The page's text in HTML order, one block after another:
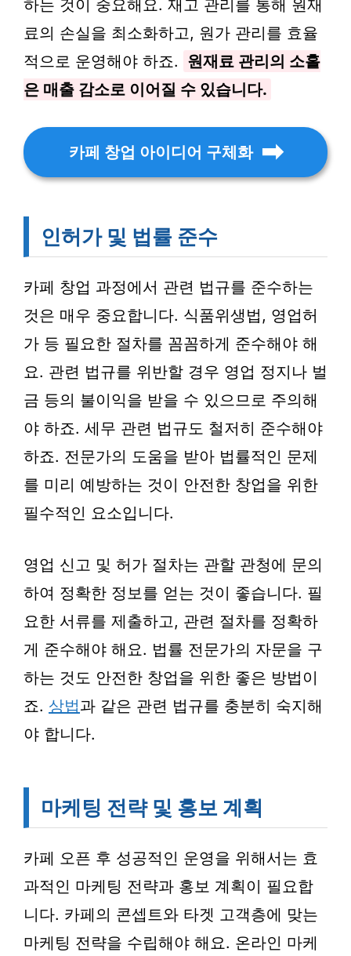
하는 것이 중요해요. 재고 관리를 통해 원재
료의 손실을 최소화하고, 원가 관리를 효율
적으로 운영해야 하죠. 원재료 관리의 소홀
은 매출 감소로 이어질 수 있습니다.
카페 창업 아이디어 구체화
인허가 및 법률 준수
카페 창업 과정에서 관련 법규를 준수하는
것은 매우 중요합니다. 식품위생법, 영업허
가 등 필요한 절차를 꼼꼼하게 준수해야 해
요. 관련 법규를 위반할 경우 영업 정지나 벌
금 등의 불이익을 받을 수 있으므로 주의해
야 하죠. 세무 관련 법규도 철저히 준수해야
하죠. 전문가의 도움을 받아 법률적인 문제
를 미리 예방하는 것이 안전한 창업을 위한
필수적인 요소입니다.
영업 신고 및 허가 절차는 관할 관청에 문의
하여 정확한 정보를 얻는 것이 좋습니다. 필
요한 서류를 제출하고, 관련 절차를 정확하
게 준수해야 해요. 법률 전문가의 자문을 구
하는 것도 안전한 창업을 위한 좋은 방법이
죠. 상법과 같은 관련 법규를 충분히 숙지해
야 합니다.
마케팅 전략 및 홍보 계획
카페 오픈 후 성공적인 운영을 위해서는 효
과적인 마케팅 전략과 홍보 계획이 필요합
니다. 카페의 콘셉트와 타겟 고객층에 맞는
마케팅 전략을 수립해야 해요. 온라인 마케